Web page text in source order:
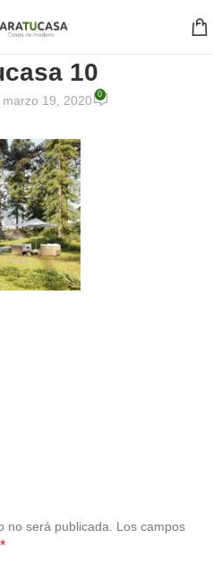
10
marzo 19, 2020 0
no será publicada.
Los campos
*